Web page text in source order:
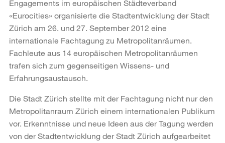
Engagements im europäischen Städteverband
«Eurocities» organisierte die Stadtentwicklung der Stadt
Zürich am 26. und 27. September 2012 eine
internationale Fachtagung zu Metropolitanräumen.
Fachleute aus 14 europäischen Metropolitanräumen
trafen sich zum gegenseitigen Wissens- und
Erfahrungsaustausch.
Die Stadt Zürich stellte mit der Fachtagung nicht nur den
Metropolitanraum Zürich einem internationalen Publikum
vor. Erkenntnisse und neue Ideen aus der Tagung werden
von der Stadtentwicklung der Stadt Zürich aufgearbeitet